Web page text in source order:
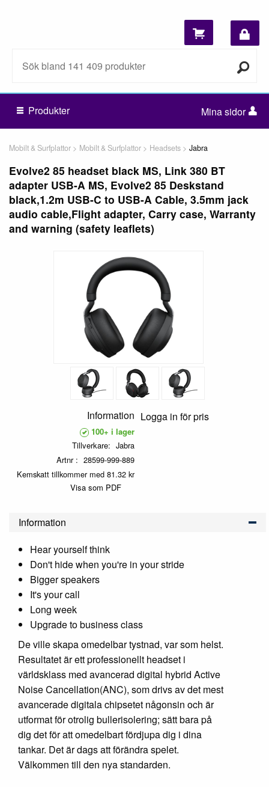
Produkter Mina sidor
Mobilt & Surfplattor Mobilt & Surfplattor Headsets Jabra
Evolve2 85 headset black MS, Link 380 BT
adapter USB-A MS, Evolve2 85 Deskstand
black,1.2m USB-C to USB-A Cable, 3.5mm jack
audio cable,Flight adapter, Carry case, Warranty
and warning (safety leaflets)
Information
100+ i lager
Tillverkare
Jabra
Artnr
28599-999-889
Kemskatt tillkommer med 81.32 kr
Visa som PDF
Logga in för pris
Information
Hear yourself think
Don't hide when you're in your stride
Bigger speakers
It's your call
Long week
Upgrade to business class
De ville skapa omedelbar tystnad, var som helst.
Resultatet är ett professionellt headset i
världsklass med avancerad digital hybrid Active
Noise Cancellation(ANC), som drivs av det mest
avancerade digitala chipsetet någonsin och är
utformat för otrolig bullerisolering; sätt bara på
dig det för att omedelbart fördjupa dig i dina
tankar. Det är dags att förändra spelet.
Välkommen till den nya standarden.